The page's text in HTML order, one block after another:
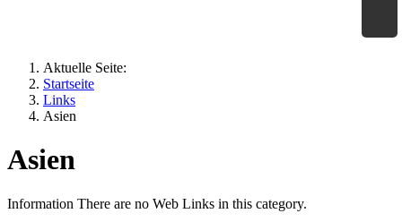
Aktuelle Seite:
Startseite
Links
Asien
Asien
Information There are no Web Links in this category.